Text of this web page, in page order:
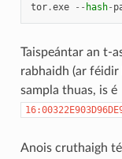
tor.exe -- hash-
Taispeántar an t-
rabhaidh (ar féidir
sampla thuas, is é
Anois cruthaigh